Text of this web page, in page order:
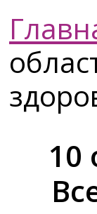
10